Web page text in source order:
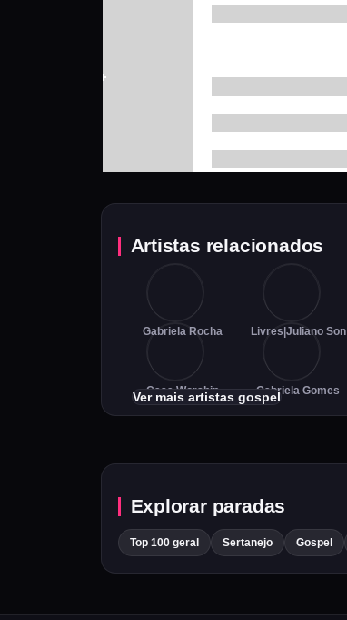
Artistas relacionados
Gabriela Rocha Livres|Juliano Son
Casa Worship Gabriela Gomes
Ver mais artistas gospel
Explorar paradas
Top 100 geral Sertanejo Gospel